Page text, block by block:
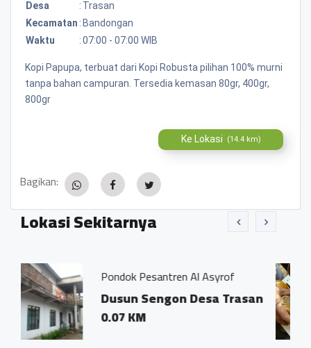
Desa
: Trasan
Kecamatan : Bandongan
Waktu
:07:00 - 07:00 WIB
Kopi Papupa, terbuat dari Kopi Robusta pilihan 100% murni
tanpa bahan campuran. Tersedia kemasan 80gr, 400gr,
800gr
Ke Lokasi (14.4 km)
Bagikan:
Lokasi Sekitarnya
Pesantren Al Asyrof
Sengon Desa Trasan
KM
Jamu
Dsn.
0.03 KM